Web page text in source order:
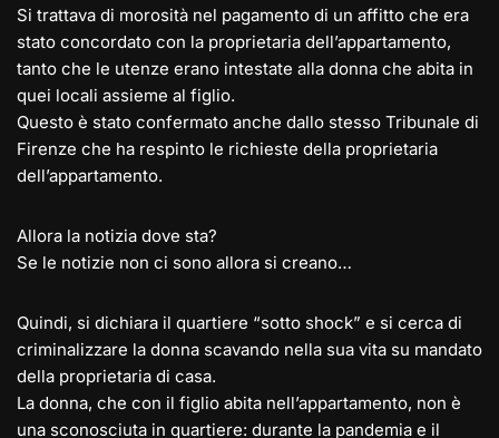
Si trattava di morosità nel pagamento di un affitto che era
stato concordato con la proprietaria dell’appartamento,
tanto che le utenze erano intestate alla donna che abita in
quei locali assieme al figlio.
Questo è stato confermato anche dallo stesso Tribunale di
Firenze che ha respinto le richieste della proprietaria
dell’appartamento.
Allora la notizia dove sta?
Se le notizie non ci sono allora si creano…
Quindi, si dichiara il quartiere “sotto shock” e si cerca di
criminalizzare la donna scavando nella sua vita su mandato
della proprietaria di casa.
La donna, che con il figlio abita nell’appartamento, non è
una sconosciuta in quartiere: durante la pandemia e il